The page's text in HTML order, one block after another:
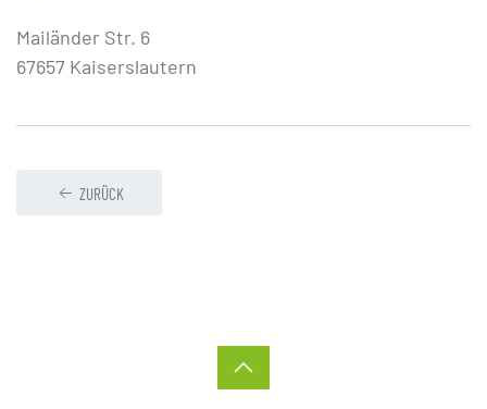
Mailänder Str. 6
67657 Kaiserslautern
ZURÜCK